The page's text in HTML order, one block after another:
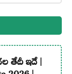
తేదీ ఇదే |